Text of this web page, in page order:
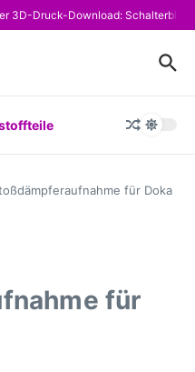
3D-Druck-Download:
für Doka
für